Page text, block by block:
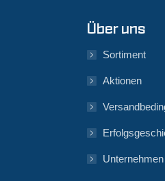
Über uns
Sortiment
Aktionen
Unternehmen